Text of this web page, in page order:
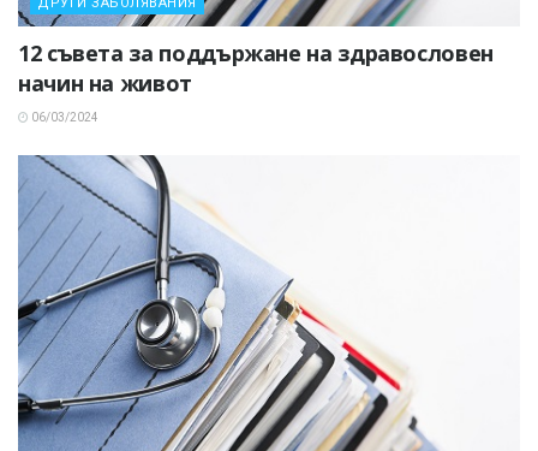
12 съвета за поддържане на здравословен
начин на живот
06/03/2024